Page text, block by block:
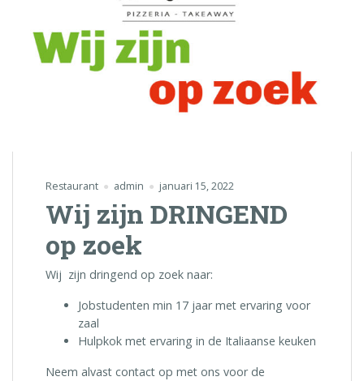
Restaurant admin januari 15, 2022
Wij zijn DRINGEND
op zoek
Wij zijn dringend op zoek naar:
Jobstudenten min 17 jaar met ervaring voor
zaal
Hulpkok met ervaring in de Italiaanse keuken
Neem alvast contact op met ons voor de